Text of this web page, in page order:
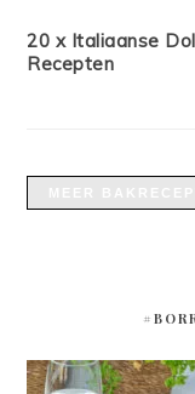
20 x Italiaanse
Recepten